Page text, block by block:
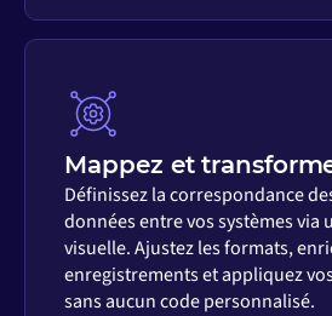
Mappez et
Définissez la correspondance
données entre vos systèmes via
visuelle. Ajustez les formats,
enregistrements et appliquez
sans aucun code personnalisé.